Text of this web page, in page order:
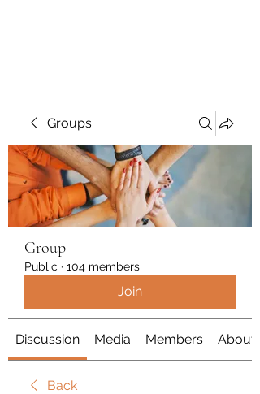
Groups
Group
Public · 104 members
Join
Discussion Media Members About
Back